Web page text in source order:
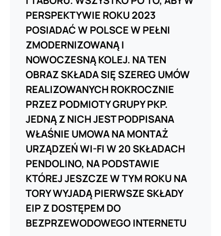
PERSPEKTYWIE ROKU 2023
POSIADAĆ W POLSCE W PEŁNI
ZMODERNIZOWANĄ I
NOWOCZESNĄ KOLEJ. NA TEN
OBRAZ SKŁADA SIĘ SZEREG UMÓW
REALIZOWANYCH ROKROCZNIE
PRZEZ PODMIOTY GRUPY PKP.
JEDNĄ Z NICH JEST PODPISANA
WŁAŚNIE UMOWA NA MONTAŻ
URZĄDZEŃ WI-FI W 20 SKŁADACH
PENDOLINO, NA PODSTAWIE
KTÓREJ JESZCZE W TYM ROKU NA
TORY WYJADĄ PIERWSZE SKŁADY
EIP Z DOSTĘPEM DO
BEZPRZEWODOWEGO INTERNETU